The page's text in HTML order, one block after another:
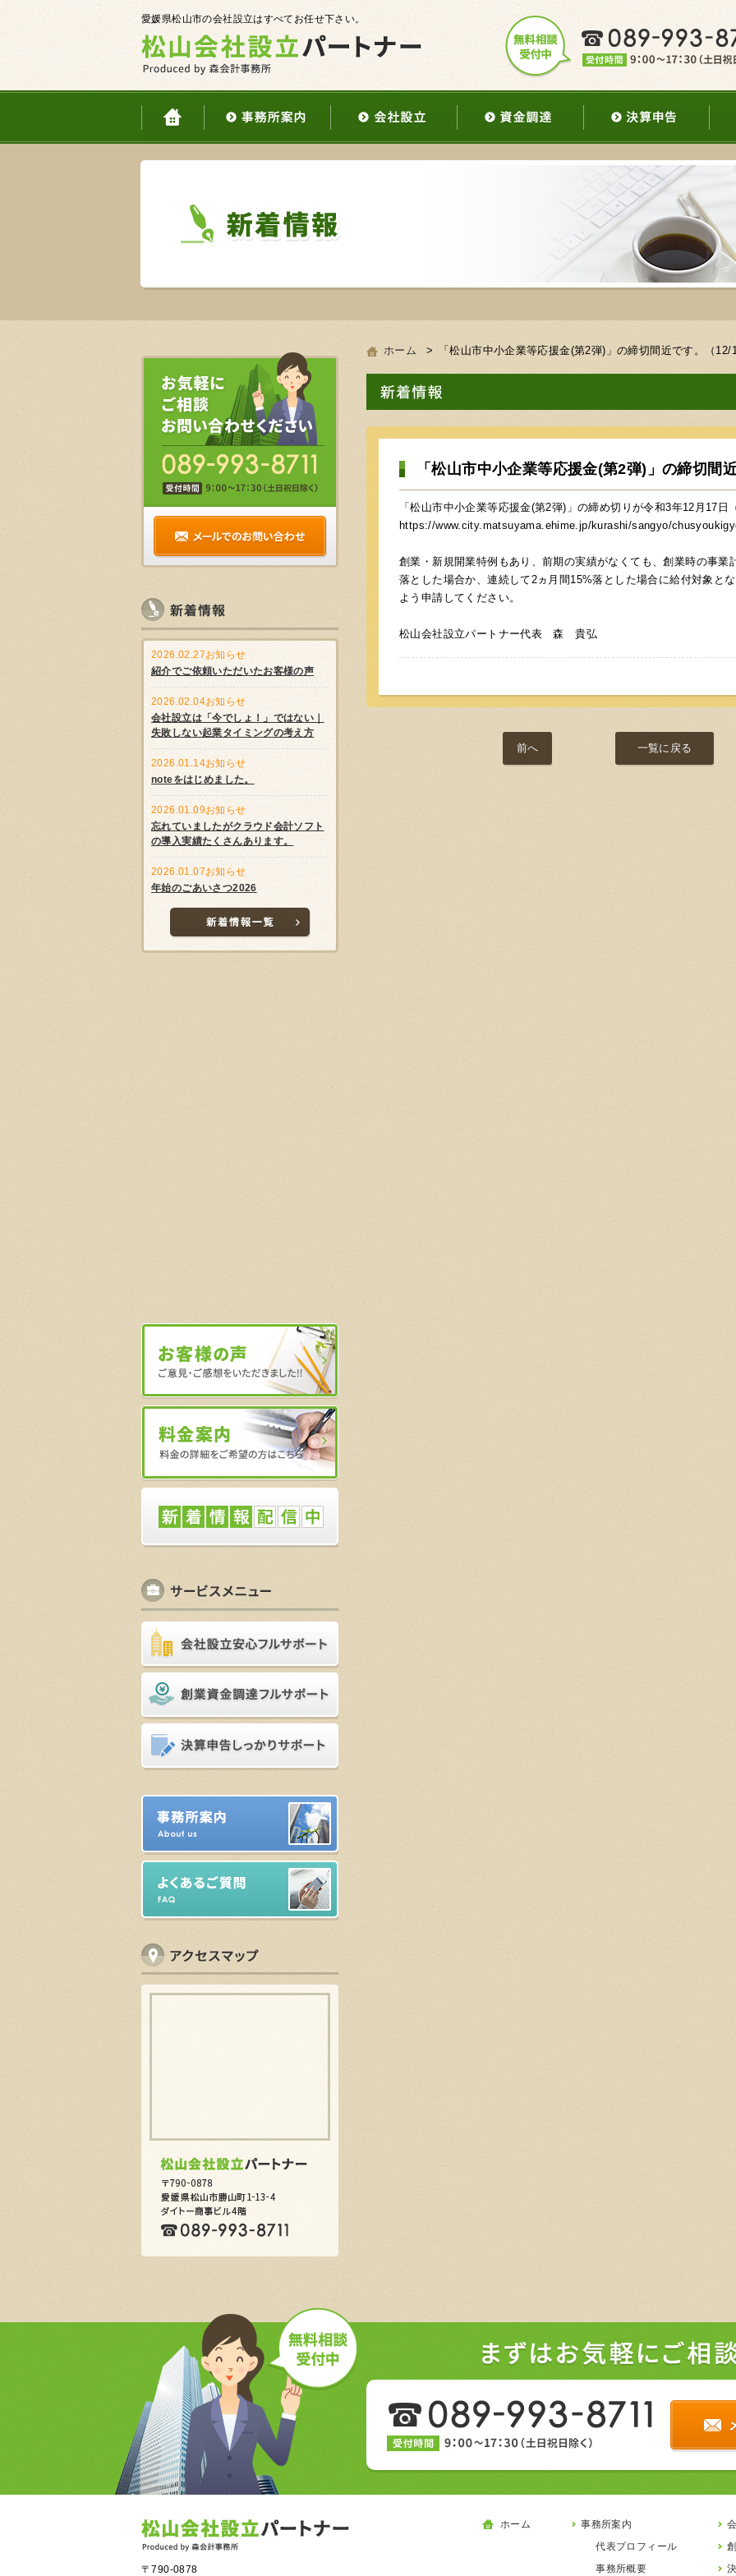
愛媛県松山市の会社設立はすべてお任せ下さい。
ホーム 「松山市中小企業等応援金(第2弾)」の締切間近です。（12/
「松山市中小企業等応援金(第2弾)」の締切間
「松山市中小企業等応援金(第2弾)」の締め切りが令和3年12月17
https://www.city.matsuyama.ehime.jp/kurashi/sangyo/
創業・新規開業特例もあり、前期の実績がなくても、創業時の事業
落とした場合か、連続して2ヵ月間15%落とした場合に給付対象と
よう申請してください。
松山会社設立パートナー代表 森 貴弘
前へ 一覧に戻る
2026.02.27お知らせ
紹介でご依頼いただいたお客様の声
2026.02.04お知らせ
会社設立は「今でしょ！」ではない｜
失敗しない起業タイミングの考え方
2026.01.14お知らせ
noteをはじめました。
2026.01.09お知らせ
忘れていましたがクラウド会計ソフト
の導入実績たくさんあります。
2026.01.07お知らせ
年始のごあいさつ2026
〒790-0878
ホーム
事務所案内
代表プロフィール
事務所概要